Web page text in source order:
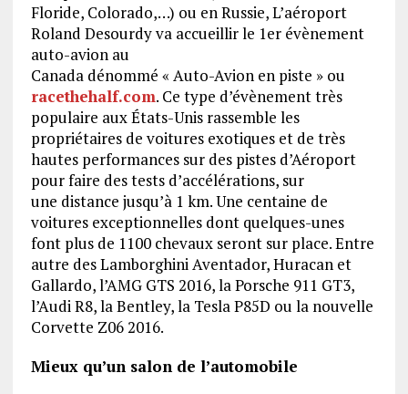
Floride, Colorado,…) ou en Russie, L’aéroport
Roland Desourdy va accueillir le 1er évènement
auto-avion au
Canada dénommé « Auto-Avion en piste » ou
racethehalf.com. Ce type d’évènement très
populaire aux États-Unis rassemble les
propriétaires de voitures exotiques et de très
hautes performances sur des pistes d’Aéroport
pour faire des tests d’accélérations, sur
une distance jusqu’à 1 km. Une centaine de
voitures exceptionnelles dont quelques-unes
font plus de 1100 chevaux seront sur place. Entre
autre des Lamborghini Aventador, Huracan et
Gallardo, l’AMG GTS 2016, la Porsche 911 GT3,
l’Audi R8, la Bentley, la Tesla P85D ou la nouvelle
Corvette Z06 2016.
Mieux qu’un salon de l’automobile